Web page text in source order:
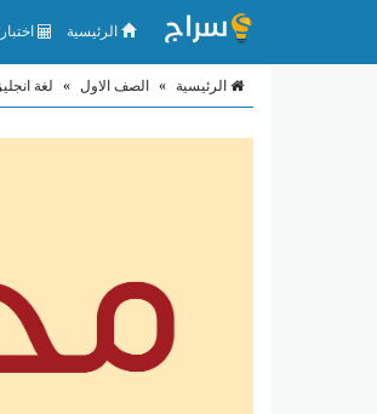
الرئيسية
الرئيسية » الصف الاول » لغة